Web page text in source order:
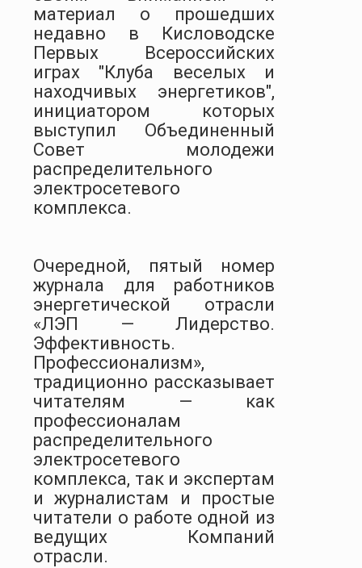
материал о прошедших
недавно в Кисловодске
Первых Всероссийских
играх "Клуба веселых и
находчивых энергетиков",
инициатором которых
выступил Объединенный
Совет молодежи
распределительного
электросетевого
комплекса.
Очередной, пятый номер
журнала для работников
энергетической отрасли
«ЛЭП — Лидерство.
Эффективность.
Профессионализм»,
традиционно рассказывает
читателям — как
профессионалам
распределительного
электросетевого
комплекса, так и экспертам
и журналистам и простые
читатели о работе одной из
ведущих Компаний
отрасли.